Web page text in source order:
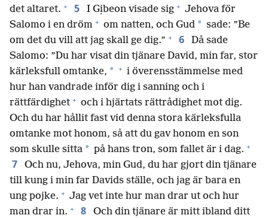
det altaret. + 5 I Gịbeon visade sig + Jehova för
Salomo i en dröm + om natten, och Gud * sade: ”Be
om det du vill att jag skall ge dig.” + 6
Då sade
Salomo: ”Du har visat din tjänare David, min far, stor
kärleksfull omtanke, * + i överensstämmelse med
hur han vandrade inför dig i sanning och i
rättfärdighet + och i hjärtats rättrådighet mot dig.
Och du har hållit fast vid denna stora kärleksfulla
omtanke mot honom, så att du gav honom en son
som skulle sitta * på hans tron, som fallet är i dag. +
7
Och nu, Jehova, min Gud, du har gjort din tjänare
till kung i min far Davids ställe, och jag är bara en
ung pojke. + Jag vet inte hur man drar ut och hur
man drar in. + 8
Och din tjänare är mitt ibland ditt